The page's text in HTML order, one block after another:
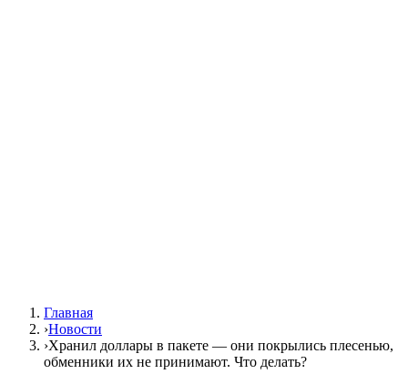
Главная
›Новости
›Хранил доллары в пакете — они покрылись плесенью,
обменники их не принимают. Что делать?